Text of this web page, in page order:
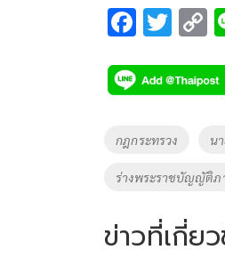
F
e
b
o
k
T
tt
er
C
p
y
n
k
Tags
กฎกระทรวง น
ร่างพระราชบัญญัติ
ข่าวที่เกี่ย